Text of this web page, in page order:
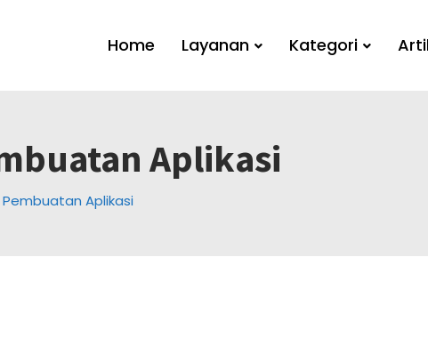
Home Layanan Kategori
Aplikasi
Aplikasi